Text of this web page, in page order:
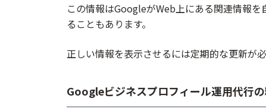
この情報はGoogleがWeb上にある関連情報
ることもあります。
正しい情報を表示させるには定期的な更新が必
Googleビジネスプロフィール運用代行